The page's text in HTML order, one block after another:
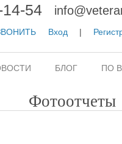
54
Вход |
БЛОГ ПО
Фотоотчеты